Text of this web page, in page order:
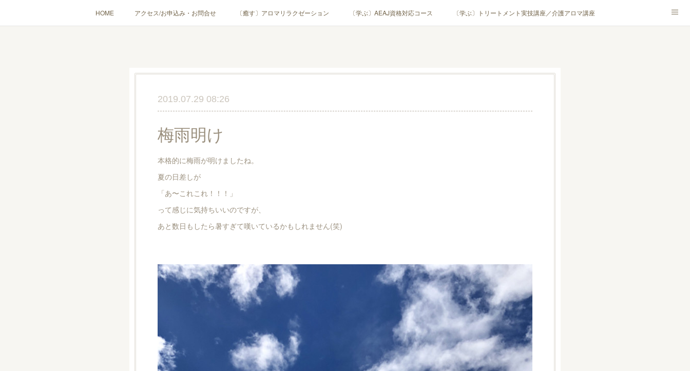
HOME アクセス/お申込み・お問合せ 〔癒す〕アロマリラクゼーション 〔学ぶ〕AEAJ資格対応コース 〔学ぶ〕トリートメント実技講座／介護アロマ講座
2019.07.29 08:26
梅雨明け
本格的に梅雨が明けましたね。
夏の日差しが
「あ〜これこれ！！！」
って感じに気持ちいいのですが、
あと数日もしたら暑すぎて嘆いているかもしれません(笑)